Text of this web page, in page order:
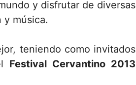
y disfrutar de diversas
y música.
teniendo como invitados
Festival Cervantino 2013